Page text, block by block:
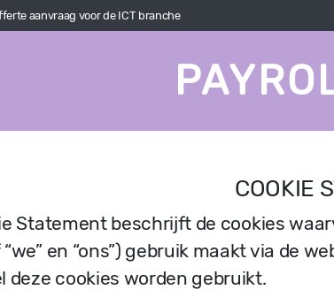
aanvraag voor de ICT branche
COOKIE
Statement beschrijft de cookies
“we” en “ons”) gebruik maakt via de
deze cookies worden gebruikt.